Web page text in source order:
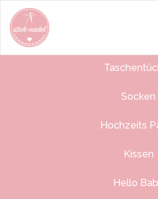
Socken
Hochzeits
Kissen
Hello